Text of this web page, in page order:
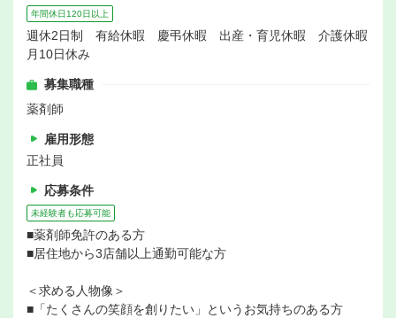
年間休日120日以上
週休2日制 有給休暇 慶弔休暇 出産・育児休暇 介護休暇
月10日休み
募集職種
薬剤師
雇用形態
正社員
応募条件
未経験者も応募可能
■薬剤師免許のある方
■居住地から3店舗以上通勤可能な方
＜求める人物像＞
■「たくさんの笑顔を創りたい」というお気持ちのある方